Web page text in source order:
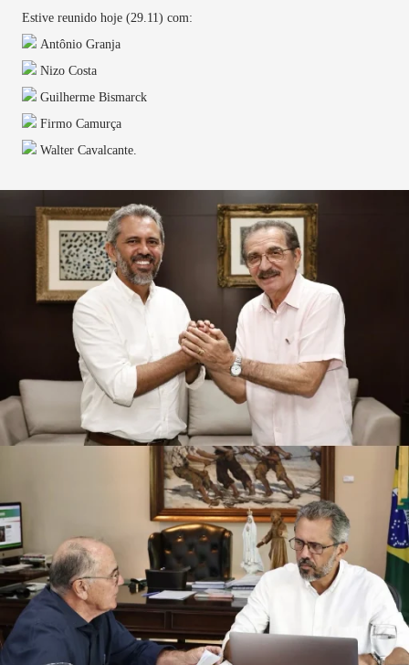
Estive reunido hoje (29.11) com:
Antônio Granja
Nizo Costa
Guilherme Bismarck
Firmo Camurça
Walter Cavalcante.